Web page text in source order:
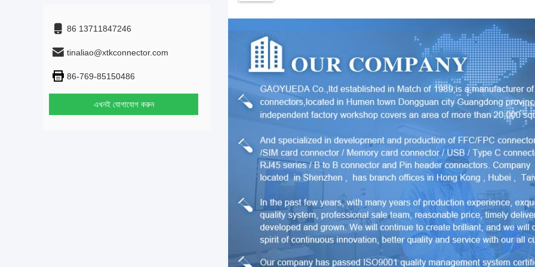
86 13711847246
tinaliao@xtkconnector.com
86-769-85150486
এখনই যোগাযোগ করুন